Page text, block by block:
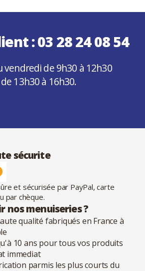
:03 28 24 08 54
vendredi de 9h30 à 12h30
13h30 à 16h30.
sécurite
et sécurisée par PayPal, carte
par chèque.
nos menuiseries ?
qualité fabriqués en France à
10 ans pour tous vos produits
immediat
parmis les plus courts du